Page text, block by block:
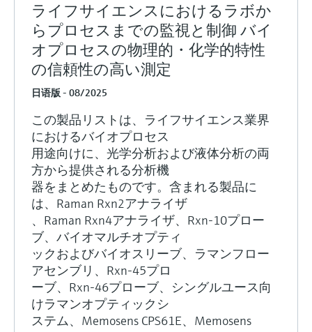
ライフサイエンスにおけるラボか
らプロセスまでの監視と制御 バイ
オプロセスの物理的・化学的特性
の信頼性の高い測定
日语版 - 08/2025
この製品リストは、ライフサイエンス業界
におけるバイオプロセス
用途向けに、光学分析および液体分析の両
方から提供される分析機
器をまとめたものです。含まれる製品に
は、Raman Rxn2アナライザ
、Raman Rxn4アナライザ、Rxn-10プロー
ブ、バイオマルチオプティ
ックおよびバイオスリーブ、ラマンフロー
アセンブリ、Rxn-45プロ
ーブ、Rxn-46プローブ、シングルユース向
けラマンオプティックシ
ステム、Memosens CPS61E、Memosens